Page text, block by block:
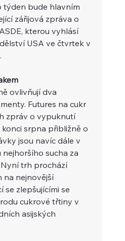
týden bude hlavním
zářijová zpráva o
kterou vyhlásí
USA ve čtvrtek v
ovlivňují dva
Futures na cukr
zpráv o vypuknutí
srpna přibližně o
jsou navíc dále v
sucha za
trh prochází
na nejnovější
zlepšujícími se
cukrové třtiny v
asijských